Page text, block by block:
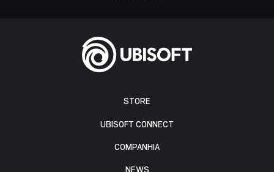
STORE
UBISOFT CONNECT
COMPANHIA
NEWS